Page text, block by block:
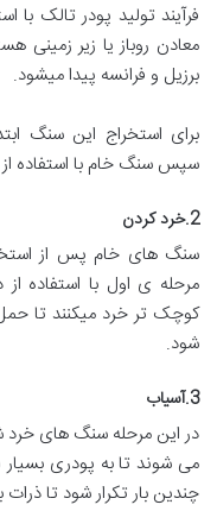
فرآیند تولید پودر تالک
معادن روباز یا زیر زمینی
برزیل و فرانسه پیدا میشود.
برای استخراج این سنگ
سپس سنگ خام با استفاده
2.خرد کردن
سنگ های خام پس از
مرحله ی اول با استفاده
کوچک تر خرد میکنند تا
شود.
3.آسیاب
در این مرحله سنگ های خرد
می شوند تا به پودری بسیار
چندین بار تکرار شود تا